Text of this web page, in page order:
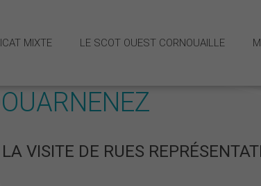
MIXTE LE SCOT OUEST CORNOUAILLE
VISITE DE RUES